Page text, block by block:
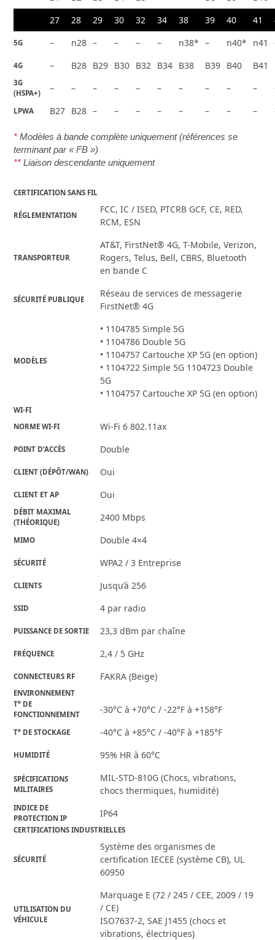
27
28 29 30 32 34 38 39 40 41
5G – n28 – – – – n38* – n40* n41
4G – B28 B29 B30 B32 B34 B38 B39 B40 B41
3G
(HSPA+)
– – – – – – – – – –
LPWA B27 B28 – – – – – – – –
*Modèles à bande complète uniquement (références se
terminant par « FB »)
**Liaison descendante uniquement
CERTIFICATION SANS FIL
RÉGLEMENTATION
FCC, IC / ISED, PTCRB GCF, CE, RED,
RCM, ESN
TRANSPORTEUR
AT&T, FirstNet® 4G, T-Mobile, Verizon,
Rogers, Telus, Bell, CBRS, Bluetooth
en bande C
SÉCURITÉ PUBLIQUE
Réseau de services de messagerie
FirstNet® 4G
MODÈLES
• 1104785 Simple 5G
• 1104786 Double 5G
• 1104757 Cartouche XP 5G (en option)
• 1104722 Simple 5G 1104723 Double
5G
• 1104757 Cartouche XP 5G (en option)
WI-FI
NORME WI-FI
Wi-Fi 6 802.11ax
POINT D’ACCÈS Double
CLIENT (DÉPÔT/WAN) Oui
CLIENT ET AP Oui
DÉBIT MAXIMAL
(THÉORIQUE)
2400 Mbps
MIMO Double 4×4
SÉCURITÉ WPA2 / 3 Entreprise
CLIENTS Jusqu’à 256
SSID 4 par radio
PUISSANCE DE SORTIE 23,3 dBm par chaîne
FRÉQUENCE 2,4 / 5 GHz
CONNECTEURS RF FAKRA (Beige)
ENVIRONNEMENT
T° DE
FONCTIONNEMENT
-30°C à +70°C / -22°F à +158°F
T° DE STOCKAGE -40°C à +85°C / -40°F à +185°F
HUMIDITÉ 95% HR à 60°C
SPÉCIFICATIONS
MILITAIRES
MIL-STD-810G (Chocs, vibrations,
chocs thermiques, humidité)
INDICE DE
PROTECTION IP
IP64
CERTIFICATIONS INDUSTRIELLES
SÉCURITÉ
Système des organismes de
certification IECEE (système CB), UL
60950
UTILISATION DU
VÉHICULE
Marquage E (72 / 245 / CEE, 2009 / 19
/ CE)
ISO7637-2, SAE J1455 (chocs et
vibrations, électriques)